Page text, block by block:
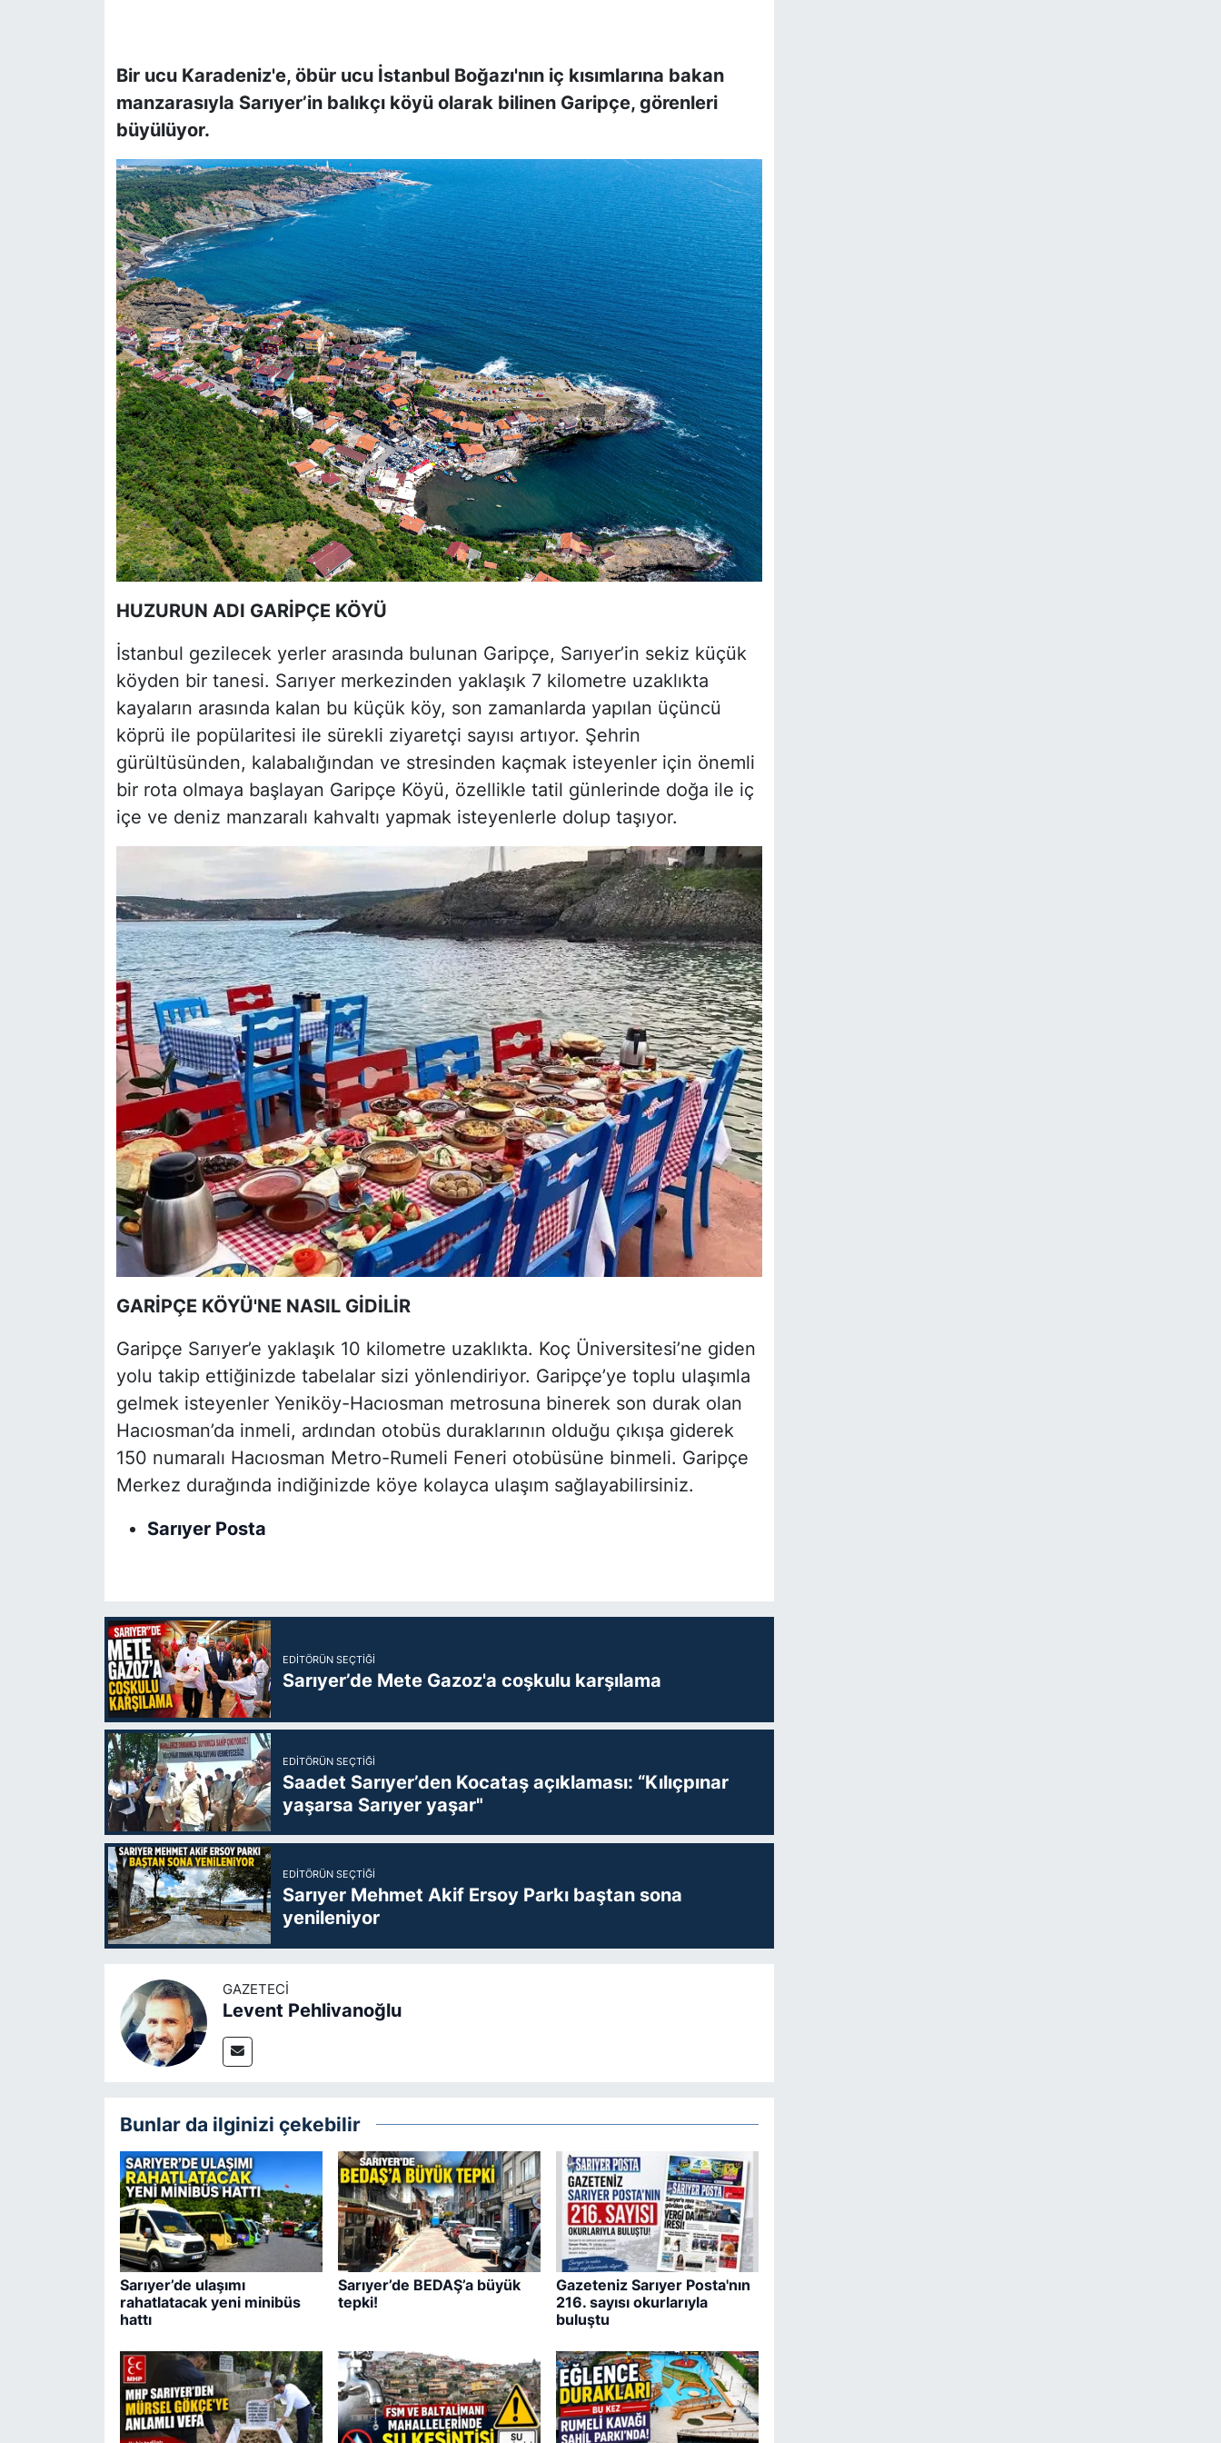
Bir ucu Karadeniz'e, öbür ucu İstanbul Boğazı'nın iç kısımlarına bakan
manzarasıyla Sarıyer’in balıkçı köyü olarak bilinen Garipçe, görenleri
büyülüyor.
HUZURUN ADI GARİPÇE KÖYÜ
İstanbul gezilecek yerler arasında bulunan Garipçe, Sarıyer’in sekiz küçük
köyden bir tanesi. Sarıyer merkezinden yaklaşık 7 kilometre uzaklıkta
kayaların arasında kalan bu küçük köy, son zamanlarda yapılan üçüncü
köprü ile popülaritesi ile sürekli ziyaretçi sayısı artıyor. Şehrin
gürültüsünden, kalabalığından ve stresinden kaçmak isteyenler için önemli
bir rota olmaya başlayan Garipçe Köyü, özellikle tatil günlerinde doğa ile iç
içe ve deniz manzaralı kahvaltı yapmak isteyenlerle dolup taşıyor.
GARİPÇE KÖYÜ'NE NASIL GİDİLİR
Garipçe Sarıyer’e yaklaşık 10 kilometre uzaklıkta. Koç Üniversitesi’ne giden
yolu takip ettiğinizde tabelalar sizi yönlendiriyor. Garipçe’ye toplu ulaşımla
gelmek isteyenler Yeniköy-Hacıosman metrosuna binerek son durak olan
Hacıosman’da inmeli, ardından otobüs duraklarının olduğu çıkışa giderek
150 numaralı Hacıosman Metro-Rumeli Feneri otobüsüne binmeli. Garipçe
Merkez durağında indiğinizde köye kolayca ulaşım sağlayabilirsiniz.
Sarıyer Posta
EDITÖRÜN SEÇTIĞI
Sarıyer’de Mete Gazoz'a coşkulu karşılama
EDITÖRÜN SEÇTIĞI
Saadet Sarıyer’den Kocataş açıklaması: “Kılıçpınar
yaşarsa Sarıyer yaşar"
EDITÖRÜN SEÇTIĞI
Sarıyer Mehmet Akif Ersoy Parkı baştan sona
yenileniyor
GAZETECI
Levent Pehlivanoğlu
Bunlar da ilginizi çekebilir
Sarıyer’de ulaşımı
rahatlatacak yeni minibüs
hattı
Sarıyer’de BEDAŞ’a büyük
tepki!
Gazeteniz Sarıyer Posta'nın
216. sayısı okurlarıyla
buluştu
TEKNOLOJİ
TÜRKİYE VE DÜNYA GÜNDEMİ
VİDEO GALERİ